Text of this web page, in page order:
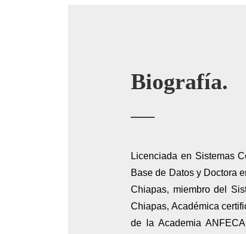
Biografía.
Licenciada en Sistemas
Base de Datos y Doctora
Chiapas, miembro del
Chiapas, Académica
de la Academia